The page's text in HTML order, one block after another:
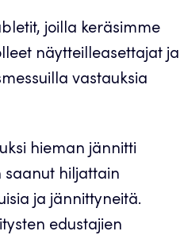
joilla keräsimme
näytteilleasettajat ja
vastauksia
hieman jännitti
saanut hiljattain
ja jännittyneitä.
edustajien